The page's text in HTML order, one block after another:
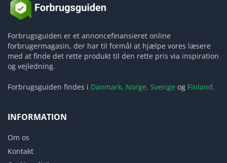
Forbrugsguiden er et annoncefinansieret online
forbrugermagasin, der har til formål at hjælpe vores læsere
med at finde det rette produkt til den rette pris via inspiration
og vejledning.
Forbrugsguiden findes i Danmark, Norge, Sverige og Finland.
INFORMATION
Om os
Kontakt